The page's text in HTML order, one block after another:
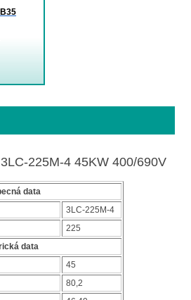
225M-4 45KW 400/690V
data
3LC-225M-4
225
data
45
80,2